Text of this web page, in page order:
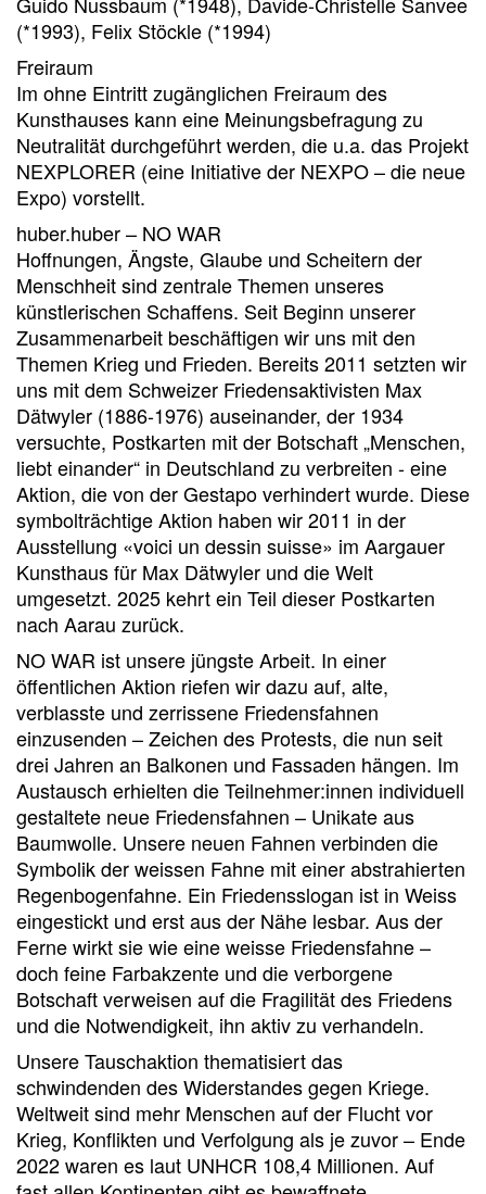
(*1993), Felix Stöckle (*1994)
Freiraum
Im ohne Eintritt zugänglichen Freiraum des
Kunsthauses kann eine Meinungsbefragung zu
Neutralität durchgeführt werden, die u.a. das Projekt
NEXPLORER (eine Initiative der NEXPO – die neue
Expo) vorstellt.
huber.huber – NO WAR
Hoffnungen, Ängste, Glaube und Scheitern der
Menschheit sind zentrale Themen unseres
künstlerischen Schaffens. Seit Beginn unserer
Zusammenarbeit beschäftigen wir uns mit den
Themen Krieg und Frieden. Bereits 2011 setzten wir
uns mit dem Schweizer Friedensaktivisten Max
Dätwyler (1886-1976) auseinander, der 1934
versuchte, Postkarten mit der Botschaft „Menschen,
liebt einander“ in Deutschland zu verbreiten - eine
Aktion, die von der Gestapo verhindert wurde. Diese
symbolträchtige Aktion haben wir 2011 in der
Ausstellung «voici un dessin suisse» im Aargauer
Kunsthaus für Max Dätwyler und die Welt
umgesetzt. 2025 kehrt ein Teil dieser Postkarten
nach Aarau zurück.
NO WAR ist unsere jüngste Arbeit. In einer
öffentlichen Aktion riefen wir dazu auf, alte,
verblasste und zerrissene Friedensfahnen
einzusenden – Zeichen des Protests, die nun seit
drei Jahren an Balkonen und Fassaden hängen. Im
Austausch erhielten die Teilnehmer:innen individuell
gestaltete neue Friedensfahnen – Unikate aus
Baumwolle. Unsere neuen Fahnen verbinden die
Symbolik der weissen Fahne mit einer abstrahierten
Regenbogenfahne. Ein Friedensslogan ist in Weiss
eingestickt und erst aus der Nähe lesbar. Aus der
Ferne wirkt sie wie eine weisse Friedensfahne –
doch feine Farbakzente und die verborgene
Botschaft verweisen auf die Fragilität des Friedens
und die Notwendigkeit, ihn aktiv zu verhandeln.
Unsere Tauschaktion thematisiert das
schwindenden des Widerstandes gegen Kriege.
Weltweit sind mehr Menschen auf der Flucht vor
Krieg, Konflikten und Verfolgung als je zuvor – Ende
2022 waren es laut UNHCR 108,4 Millionen. Auf